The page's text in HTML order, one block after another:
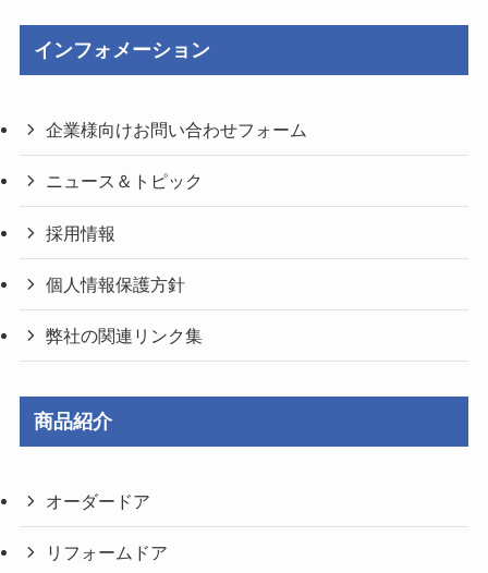
インフォメーション
企業様向けお問い合わせフォーム
ニュース＆トピック
採用情報
個人情報保護方針
弊社の関連リンク集
商品紹介
オーダードア
リフォームドア